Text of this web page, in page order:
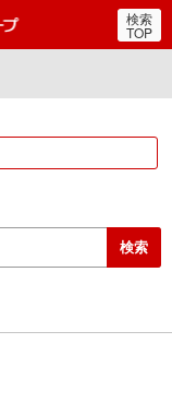
郵便局・日本郵政グルー
検索
TOP